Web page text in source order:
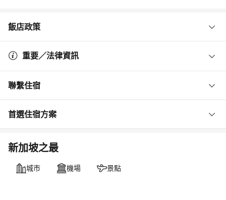
飯店政策
重要／法律資訊
聯繫住宿
首選住宿方案
新加坡之最
城市 機場 景點